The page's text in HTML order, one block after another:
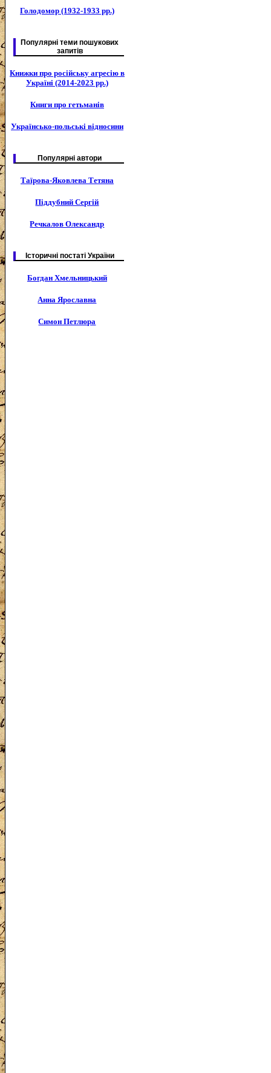
Голодомор (1932-1933 рр.)
Популярні теми пошукових
запитів
Книжки про російську агресію в
Україні (2014-2023 рр.)
Книги про гетьманів
Українсько-польські відносини
Популярні автори
Таїрова-Яковлева Тетяна
Піддубний Сергій
Речкалов Олександр
Історичні постаті України
Богдан Хмельницький
Анна Ярославна
Симон Петлюра